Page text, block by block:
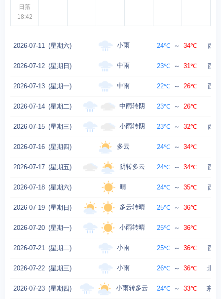
日落
18:42
2026-07-11 (星期六) 小雨 24℃ ～ 34℃ 西
2026-07-12 (星期日) 中雨 23℃ ～ 31℃ 西
2026-07-13 (星期一) 中雨 22℃ ～ 26℃ 西
2026-07-14 (星期二) 中雨转阴 23℃ ～ 26℃
2026-07-15 (星期三) 小雨转阴 23℃ ～ 32℃ 西
2026-07-16 (星期四) 多云 24℃ ～ 34℃
2026-07-17 (星期五) 阴转多云 24℃ ～ 34℃ 西
2026-07-18 (星期六) 晴 24℃ ～ 35℃ 西
2026-07-19 (星期日) 多云转晴 25℃ ～ 36℃
2026-07-20 (星期一) 小雨转晴 25℃ ～ 36℃
2026-07-21 (星期二) 小雨 25℃ ～ 36℃ 西
2026-07-22 (星期三) 小雨 26℃ ～ 36℃ 北风
2026-07-23 (星期四) 小雨转多云 24℃ ～ 33℃ 东南